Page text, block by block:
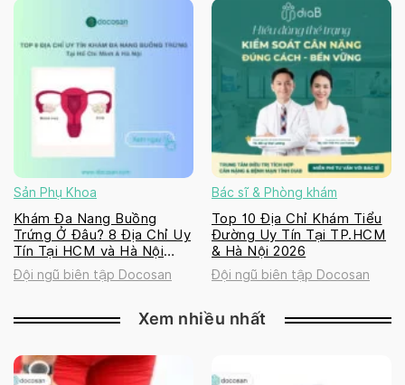
Sản Phụ Khoa
Khám Đa Nang Buồng
Trứng Ở Đâu? 8 Địa Chỉ Uy
Tín Tại HCM và Hà Nội
2026
Đội ngũ biên tập Docosan
Bác sĩ & Phòng khám
Top 10 Địa Chỉ Khám Tiểu
Đường Uy Tín Tại TP.HCM
& Hà Nội 2026
Đội ngũ biên tập Docosan
Xem nhiều nhất